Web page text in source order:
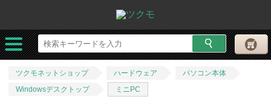
ツクモネットショップ ハードウェア
パソコン本体
Windowsデスクトップ
ミニPC